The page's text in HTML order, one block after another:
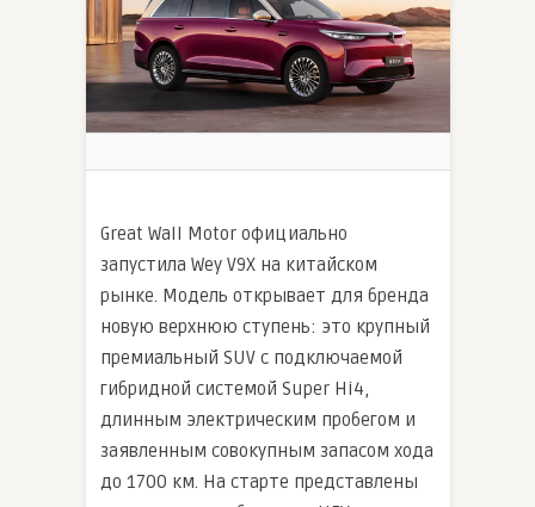
Great Wall Motor официально
запустила Wey V9X на китайском
рынке. Модель открывает для бренда
новую верхнюю ступень: это крупный
премиальный SUV с подключаемой
гибридной системой Super Hi4,
длинным электрическим пробегом и
заявленным совокупным запасом хода
до 1700 км. На старте представлены